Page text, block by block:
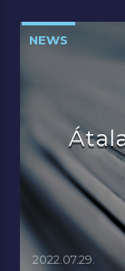
NEWS
2022.07.29.